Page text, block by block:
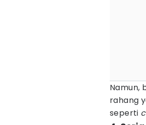
Namun,
rahang
seperti